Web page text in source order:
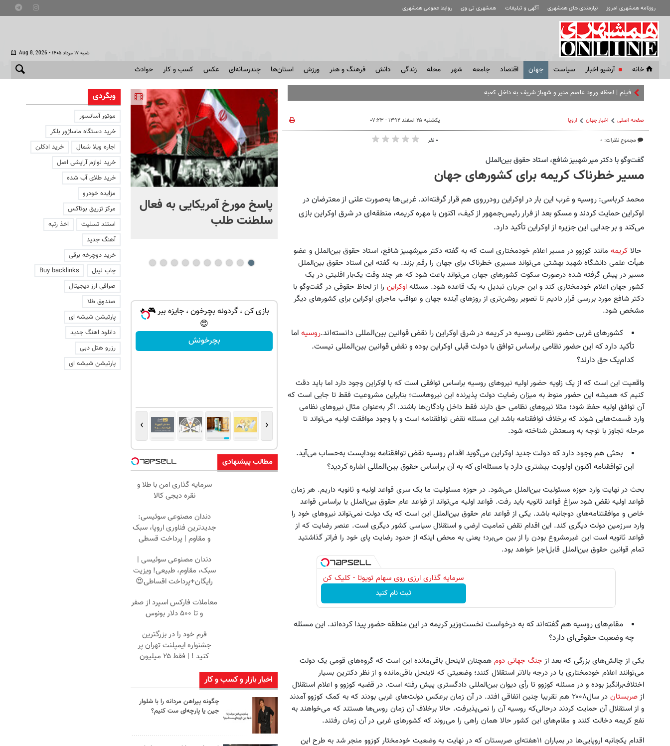
روزنامه همشهری امروز نیازمندی های همشهری آگهی و تبلیغات همشهری تی وی روابط عمومی همشهری
Aug 8, 2026 - شنبه ۱۷ مرداد ۱۴۰۵
خانه آرشیو اخبار سياست جهان اقتصاد جامعه شهر محله زندگی دانش فرهنگ و هنر ورزش استان‌ها چندرسانه‌ای عکس کسب و کار حوادث
فیلم | لحظه ورود عاصم منیر و شهباز شریف به داخل کعبه
صفحه اصلی اخبار جهان اروپا
مجموع نظرات: ۰
یکشنبه ۲۵ اسفند ۱۳۹۲ - ۰۷:۲۳
۰ نفر
گفت‌وگو با دكتر مير شهبيز شافع، استاد حقوق بين‌الملل
مسیر خطرناک کریمه برای کشورهای جهان
محمد کرباسی: روسیه و غرب این بار در اوکراین ‌رودرروی هم قرار گرفته‌اند. غربی‌ها به‌صورت علنی از معترضان در
اوکراین حمایت کردند و مسکو بعد از فرار رئیس‌جمهور از کیف، اکنون با مهره کریمه، منطقه‌ای در شرق اوکراین بازی
می‌کند و بر جدایی این جزیره از اوکراین تأکید دارد.
حالا کریمه مانند کوزوو در مسیر اعلام خودمختاری است که به گفته دکتر میرشهبیز شافع، استاد حقوق بین‌الملل و عضو
هیأت علمی دانشگاه شهید بهشتی می‌تواند مسیری خطرناک برای جهان را رقم بزند. به گفته این استاد حقوق بین‌الملل
مسیر در پیش گرفته شده درصورت سکوت کشورهای جهان می‌تواند باعث شود که هر چند وقت یک‌بار اقلیتی در یک
کشور جهان اعلام خودمختاری کند و این جریان تبدیل به یک قاعده شود. مسئله اوکراین را از لحاظ حقوقی در گفت‌وگو با
دکتر شافع مورد بررسی قرار دادیم تا تصویر روشن‌تری از روزهای آینده جهان و عواقب ماجرای اوکراین برای کشورهای دیگر
مشخص شود.
کشورهای غربی حضور نظامی روسیه در کریمه در شرق اوکراین را نقض قوانین بین‌المللی دانسته‌اند.روسیه اما
تأکید دارد که این حضور نظامی براساس توافق با دولت قبلی اوکراین بوده و نقض قوانین بین‌المللی نیست.
کدام‌یک حق دارند؟
واقعیت این است که از یک زاویه حضور اولیه نیروهای روسیه براساس توافقی است که با اوکراین وجود دارد اما باید دقت
کنیم که همیشه این حضور منوط به میزان رضایت دولت پذیرنده این نیروهاست؛ بنابراین مشروعیت فقط تا جایی است که
آن توافق اولیه حفظ شود؛ مثلا نیروهای نظامی حق دارند فقط داخل پادگان‌ها باشند. اگر به‌عنوان مثال نیروهای نظامی
وارد قسمت‌هایی شوند که برخلاف توافقنامه باشد این مسئله نقض توافقنامه است و با وجود موافقت اولیه می‌تواند تا
مرحله تجاوز با توجه به وسعتش شناخته شود.
بحثی هم وجود دارد که دولت جدید اوکراین می‌گوید اقدام روسیه نقض توافقنامه بوداپست به‌حساب می‌آید.
این توافقنامه اکنون اولویت بیشتری دارد یا مسئله‌ای که به آن براساس حقوق بین‌المللی اشاره کردید؟
بحث در نهایت وارد حوزه مسئولیت بین‌الملل می‌شود. در حوزه مسئولیت ما یک سری قواعد اولیه و ثانویه داریم. هر زمان
قواعد اولیه نقض شود سراغ قواعد ثانویه باید رفت. قواعد اولیه می‌تواند از قواعد عام حقوق بین‌الملل یا براساس قواعد
خاص و موافقتنامه‌های دوجانبه باشد. یکی از قواعد عام حقوق بین‌الملل این است که یک دولت نمی‌تواند نیروهای خود را
وارد سرزمین دولت دیگری کند. این اقدام نقض تمامیت ارضی و استقلال سیاسی کشور دیگری است. عنصر رضایت که از
قواعد ثانویه است این غیرمشروع بودن را از بین می‌برد؛ یعنی به محض اینکه از حدود رضایت پای خود را فراتر گذاشتید
تمام قوانین حقوق بین‌الملل قابل‌اجرا خواهد بود.
سرمایه گذاری ارزی روی سهام تویوتا - کلیک کن
ثبت نام کنید
مقام‌های روسیه هم گفته‌اند که به درخواست نخست‌وزیر کریمه در این منطقه حضور پیدا کرده‌اند. این مسئله
چه وضعیت حقوقی‌ای دارد؟
یکی از چالش‌های بزرگی که بعد ازجنگ جهانی دوم همچنان لاینحل باقی‌مانده این است که گروه‌های قومی یک دولت
می‌توانند اعلام خودمختاری یا در درجه بالاتر استقلال کنند؛ وضعیتی که لاینحل باقی‌مانده و از نظر دکترین بسیار
اختلاف‌برانگیز بوده و در مسئله کوزوو تا رأی دیوان بین‌المللی دادگستری پیش رفته است. در قضیه کوزوو و اعلام استقلال
ازصربستان
در سال۲۰۰۸ هم تقریبا چنین اتفاقی ‌افتد. در آن زمان برعکس دولت‌های غربی بودند که به کمک کوزوو آمدند
و از استقلال آن حمایت کردند درحالی‌که روسیه آن را نمی‌پذیرفت. حالا برخلاف آن زمان روس‌ها هستند که می‌خواهند به
نفع کریمه دخالت کنند و مقام‌های این کشور حالا همان راهی را می‌روند که کشورهای غربی در آن زمان رفتند.
اقدام یکجانبه اروپایی‌ها در بمباران ۱۱هفته‌ای صربستان که در نهایت به وضعیت خودمختار کوزوو منجر شد به طرح این
شادمهر عقیلی قطعه «گل
یاس» را بازخوانی کرد | ببینید
پاسخ مورخ آمریکایی به فعال
سلطنت طلب
با دوچرخه به مترو بروید
بچرخونش
خرید محصول
بچرخونش
بازی کن ، گردونه بچرخون ، جایزه ببر 🎮🔥
😍
بچرخونش
‹
›
مطالب پیشنهادی
سرمایه گذاری امن با طلا و
نقره دیجی کالا
دندان مصنوعی سوئیسی:
جدیدترین فناوری اروپا، سبک
و مقاوم | پرداخت قسطی
دندان مصنوعی سوئیسی |
سبک، مقاوم، طبیعی! ویزیت
رایگان+پرداخت اقساطی😍
معاملات فارکس اسپرد از صفر
و تا ۵۰۰ دلار بونوس
فرم خود را در بزرگترین
جشنواره ایمپلنت تهران پر
کنید ! | فقط ۲۵ میلیون
اخبار بازار و کسب و کار
چگونه پیراهن مردانه را با شلوار
جین یا پارچه‌ای ست کنیم؟
وبگردی
موتور آسانسور
خرید دستگاه ماساژور بلکر
اجاره ویلا شمال
خرید ادکلن
خرید لوازم آرایشی اصل
خرید طلای آب شده
مزایده خودرو
مرکز تزریق بوتاکس
استند تسلیت
اخذ رتبه
آهنگ جدید
خرید دوچرخه برقی
چاپ لیبل
Buy backlinks
صرافی ارز دیجیتال
صندوق طلا
پارتیشن شیشه ای
دانلود اهنگ جدید
رزرو هتل دبی
پارتیشن شیشه ای